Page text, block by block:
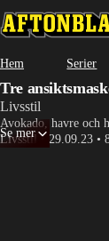
Hem Serier
Tre
Livsstil
Avokado, havre och
Livsstil • 29.09.23 •
Se mer